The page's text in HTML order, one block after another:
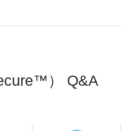
） Q&A